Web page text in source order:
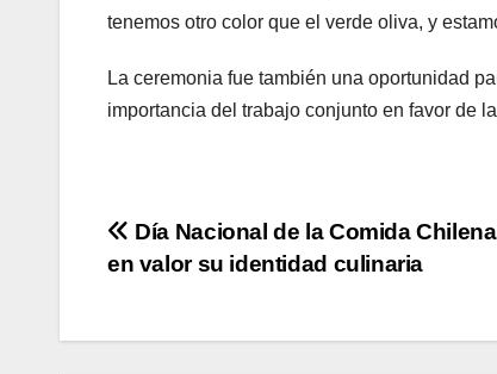
tenemos otro color que el verde oliva, y
La ceremonia fue también una oportunidad
importancia del trabajo conjunto en favor de
Navegación
entradas
Día Nacional de la Comida
en valor su identidad culinaria